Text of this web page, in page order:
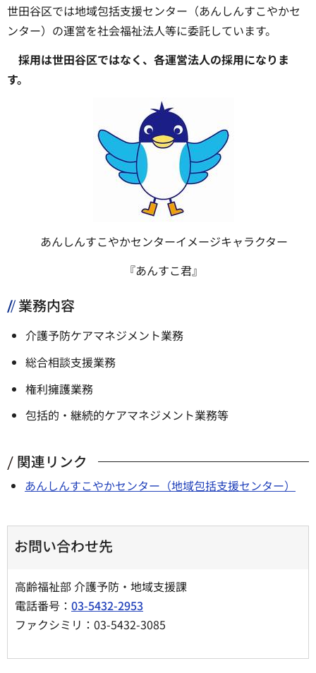
世田谷区では地域包括支援センター（あんしんすこやかセ
ンター）の運営を社会福祉法人等に委託しています。
採用は世田谷区ではなく、各運営法人の採用になりま
す。
あんしんすこやかセンターイメージキャラクター
『あんすこ君』
業務内容
介護予防ケアマネジメント業務
総合相談支援業務
権利擁護業務
包括的・継続的ケアマネジメント業務等
関連リンク
あんしんすこやかセンター（地域包括支援センター）
お問い合わせ先
高齢福祉部 介護予防・地域支援課
電話番号： 03-5432-2953
ファクシミリ：03-5432-3085